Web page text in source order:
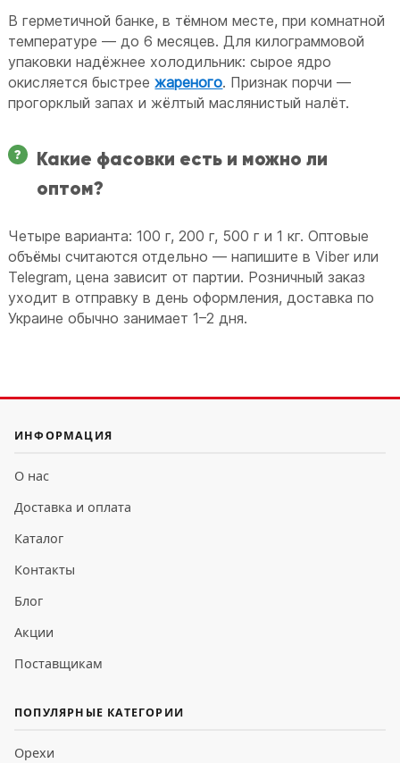
В герметичной банке, в тёмном месте, при комнатной
температуре — до 6 месяцев. Для килограммовой
упаковки надёжнее холодильник: сырое ядро
окисляется быстреежареного. Признак порчи —
прогорклый запах и жёлтый маслянистый налёт.
Какие фасовки есть и можно ли
оптом?
Четыре варианта: 100 г, 200 г, 500 г и 1 кг. Оптовые
объёмы считаются отдельно — напишите в Viber или
Telegram, цена зависит от партии. Розничный заказ
уходит в отправку в день оформления, доставка по
Украине обычно занимает 1–2 дня.
ИНФОРМАЦИЯ
О нас
Доставка и оплата
Каталог
Контакты
Блог
Акции
Поставщикам
ПОПУЛЯРНЫЕ КАТЕГОРИИ
Орехи